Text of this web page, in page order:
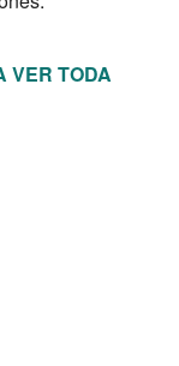
VER TODA